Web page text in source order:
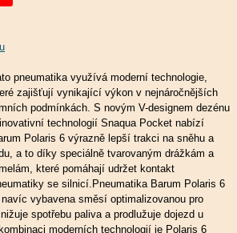
pneumatika využívá moderní technologie,
zajišťují vynikající výkon v nejnáročnějších
podmínkách. S novým V-designem dezénu
technologií Snaqua Pocket nabízí
Polaris 6 výrazně lepší trakci na sněhu a
a to díky speciálně tvarovaným drážkám a
které pomáhají udržet kontakt
se silnicí.Pneumatika Barum Polaris 6
vybavena směsí optimalizovanou pro
spotřebu paliva a prodlužuje dojezd u
moderních technologií je Polaris 6